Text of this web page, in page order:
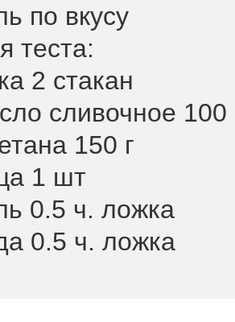
по вкусу
теста:
2 стакан
сливочное 100
150 г
1 шт
0.5 ч. ложка
0.5 ч. ложка